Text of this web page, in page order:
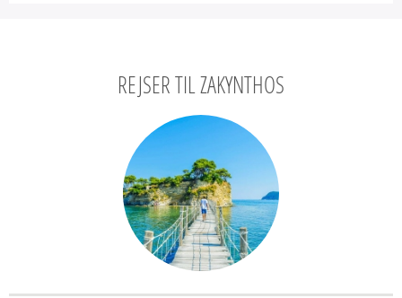
REJSER TIL ZAKYNTHOS